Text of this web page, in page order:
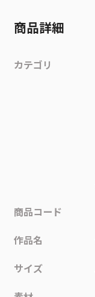
商品詳細
カテゴリ
商品コード
作品名
サイズ